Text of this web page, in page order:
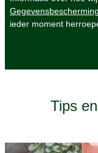
Gegevensbescherming
ieder moment
Tips